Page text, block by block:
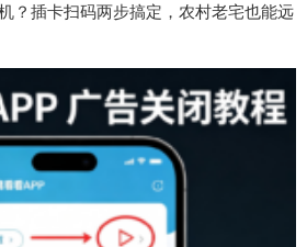
？插卡扫码两步搞定，农村老宅也能远